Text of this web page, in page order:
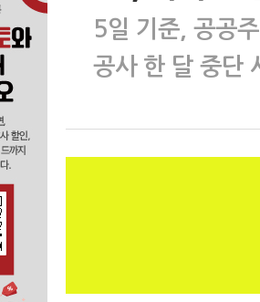
5일 기준, 공공
공사 한 달 중단